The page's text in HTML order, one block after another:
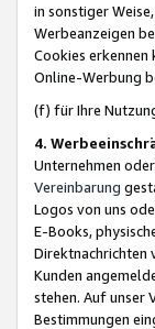
in sonstiger
Werbeanzeigen
Cookies
Online-Werbung
(f) für Ihre
4.
Unternehmen
Vereinbarung
Logos von uns
E-Books,
Direktnachrichten
Kunden
stehen. Auf unser
Bestimmungen